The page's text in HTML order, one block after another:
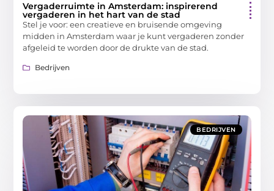
Vergaderruimte in Amsterdam: inspirerend
vergaderen in het hart van de stad
Stel je voor: een creatieve en bruisende omgeving
midden in Amsterdam waar je kunt vergaderen zonder
afgeleid te worden door de drukte van de stad.
Bedrijven
BEDRIJVEN